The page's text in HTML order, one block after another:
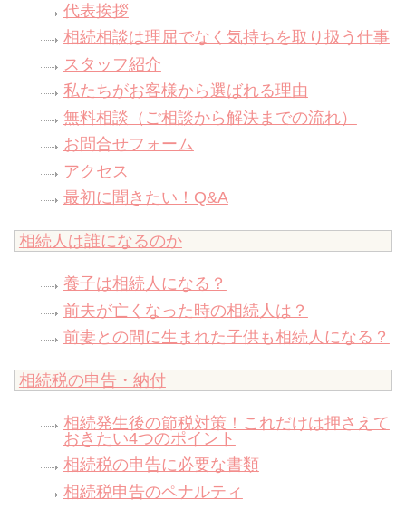
代表挨拶
相続相談は理屈でなく気持ちを取り扱う仕事
スタッフ紹介
私たちがお客様から選ばれる理由
無料相談（ご相談から解決までの流れ）
お問合せフォーム
アクセス
最初に聞きたい！Q&A
相続人は誰になるのか
養子は相続人になる？
前夫が亡くなった時の相続人は？
前妻との間に生まれた子供も相続人になる？
相続税の申告・納付
相続発生後の節税対策！これだけは押さえて
おきたい4つのポイント
相続税の申告に必要な書類
相続税申告のペナルティ